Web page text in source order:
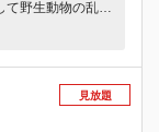
て野生動物の乱獲
いたくなるよう
見放題